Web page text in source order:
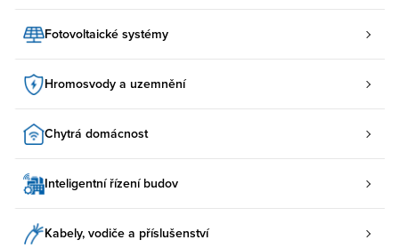
Fotovoltaické systémy
Hromosvody a uzemnění
Chytrá domácnost
Inteligentní řízení budov
Kabely, vodiče a příslušenství